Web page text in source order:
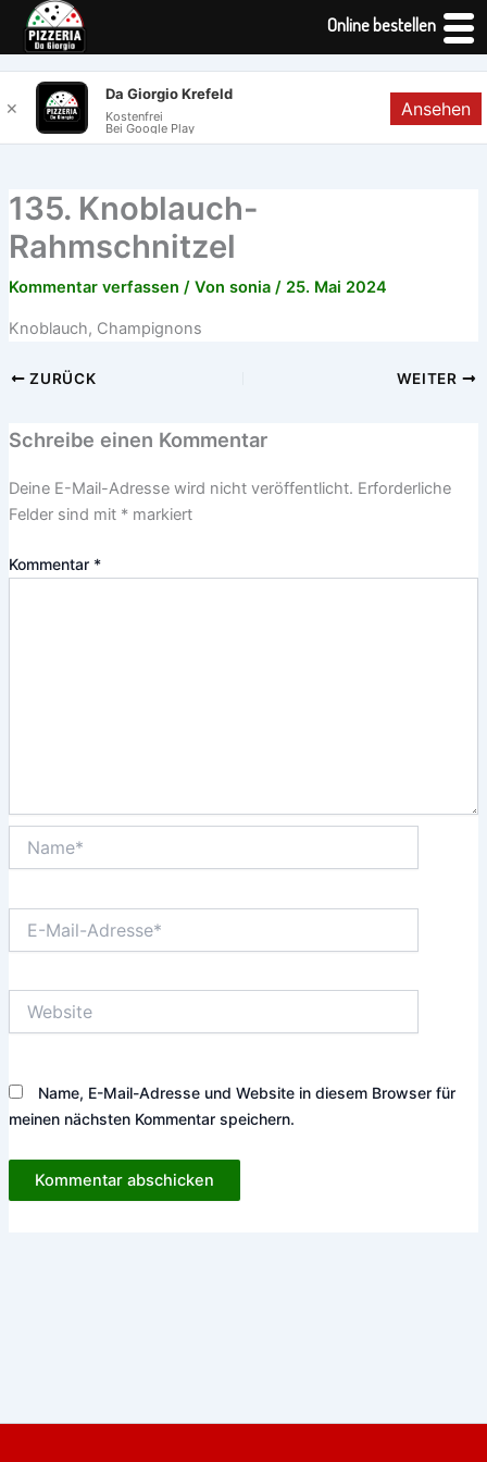
Inhalt
springen
135. Knoblauch-
Rahmschnitzel
Kommentar verfassen / Von sonia / 25. Mai 2024
Knoblauch, Champignons
ZURÜCK WEITER
Schreibe einen Kommentar
Deine E-Mail-Adresse wird nicht veröffentlicht. Erforderliche
Felder sind mit *markiert
Kommentar *
Mail-
Name, E-Mail-Adresse und Website in diesem Browser für
meinen nächsten Kommentar speichern.
Online bestellen
✕
Da Giorgio Krefeld
Kostenfrei
Bei Google Play
Ansehen